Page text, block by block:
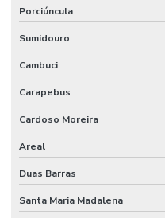
Porciúncula
Sumidouro
Cambuci
Carapebus
Cardoso Moreira
Areal
Duas Barras
Santa Maria Madalena